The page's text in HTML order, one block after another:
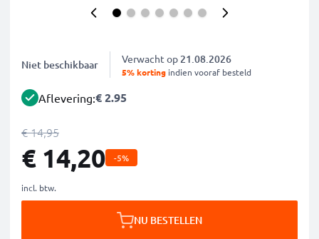
Niet beschikbaar Verwacht op 21.08.2026
5% korting indien vooraf besteld
Aflevering:€ 2.95
€ 14,95
€ 14,20 -5%
incl. btw.
NU BESTELLEN